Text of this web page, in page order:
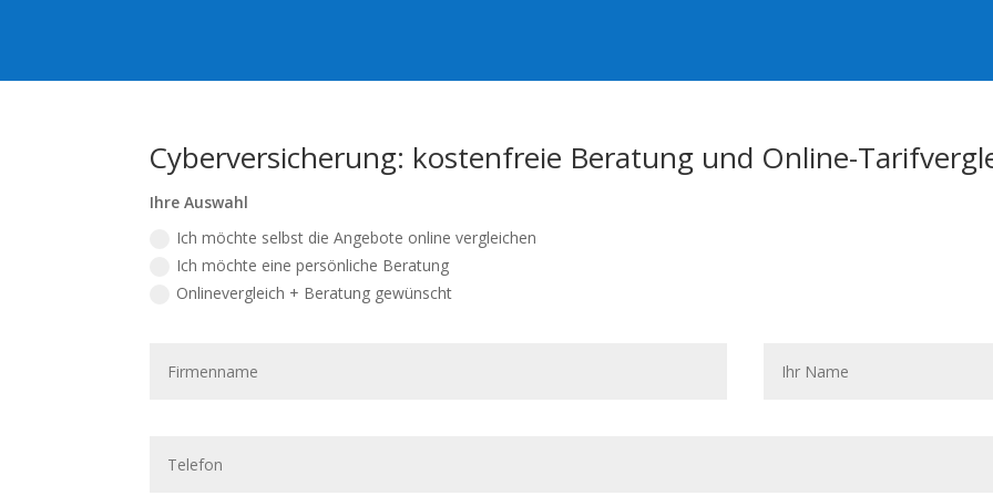
Cyberversicherung: kostenfreie Beratung und Online-
Ihre Auswahl
Ich möchte selbst die Angebote online vergleichen
Ich möchte eine persönliche Beratung
Onlinevergleich + Beratung gewünscht